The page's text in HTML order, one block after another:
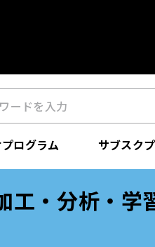
ログラム サブスク
工・分析・